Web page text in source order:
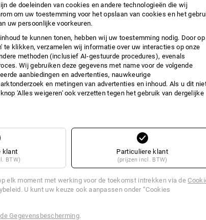
de doeleinden van cookies en andere technologieën die wij
om uw toestemming voor het opslaan van cookies en het
uw persoonlijke voorkeuren.
te kunnen tonen, hebben wij uw toestemming nodig. Door op
te klikken, verzamelen wij informatie over uw interacties op onze
methoden (inclusief AI-gestuurde procedures), evenals
Wij gebruiken deze gegevens met name voor de volgende
aanbiedingen en advertenties, nauwkeurige
en metingen van advertenties en inhoud. Als u dit
'Alles weigeren' ook verzetten tegen het gebruik van dergelijke
klant
BTW)
Particuliere klant
(prijzen incl. BTW)
elk moment met werking voor de toekomst intrekken via de
U kunt uw keuze ook aanpassen onder “Cookies
de Gegevensbescherming.